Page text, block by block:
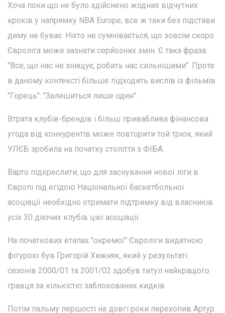
Хоча поки що не було здійснено жодних відчутних
кроків у напрямку NBA Europe, все ж таки без підстави
диму не буває. Ніхто не сумнівається, що зовсім скоро
Євроліга може зазнати серйозних змін. Є така фраза:
"Все, що нас не знищує, робить нас сильнішими". Проте
в даному контексті більше підходить вислів із фільмів
"Горець": "Залишиться лише один".
Втрата клубів-брендів і більш приваблива фінансова
угода від конкурентів може повторити той трюк, який
УЛЄБ зробила на початку століття з ФІБА.
Варто підкреслити, що для заснування нової ліги в
Європі під егідою Національної баскетбольної
асоціації необхідно отримати підтримку від власників
усіх 30 діючих клубів цієї асоціації.
На початкових етапах "окремої" Євроліги видатною
фігурою був Григорій Хижняк, який у результаті
сезонів 2000/01 та 2001/02 здобув титул найкращого
гравця за кількістю заблокованих кидків.
Потім пальму першості на довгі роки перехопив Артур